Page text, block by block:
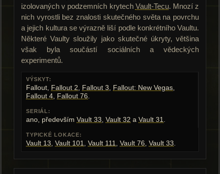
izolovaných v podzemních krytech Vault-Tecu. Mnozí z
nich vyrostli bez znalosti skutečného světa na povrchu
a jejich kultura se výrazně liší podle konkrétního Vaultu.
Některé Vaulty sloužily jako skutečné úkryty, většina
však byla součástí sociálních a vědeckých
experimentů.
VÝSKYT:
Fallout, Fallout 2, Fallout 3, Fallout: New Vegas,
Fallout 4, Fallout 76.
SERIÁL:
ano, především Vault 33, Vault 32 a Vault 31.
TYPICKÉ LOKACE:
Vault 13, Vault 101, Vault 111, Vault 76, Vault 33.